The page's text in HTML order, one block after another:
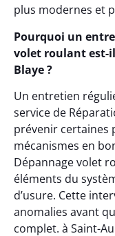
plus modernes et
Pourquoi un
volet roulant est-
Blaye ?
Un entretien
service de
prévenir certaines
mécanismes en
Dépannage volet
éléments du
d’usure. Cette
anomalies avant
complet. à Saint-